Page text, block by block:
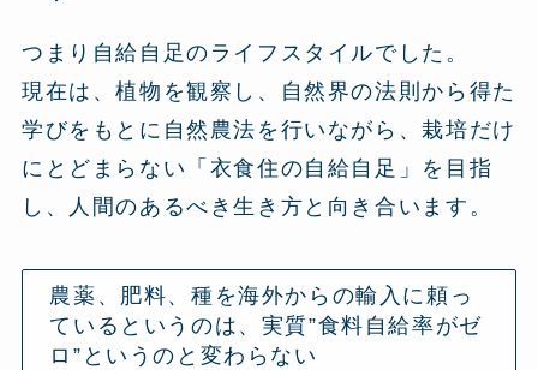
つまり自給自足のライフスタイルでした。
現在は、植物を観察し、自然界の法則から得た
学びをもとに自然農法を行いながら、栽培だけ
にとどまらない「衣食住の自給自足」を目指
し、人間のあるべき生き方と向き合います。
農薬、肥料、種を海外からの輸入に頼っ
ているというのは、実質”食料自給率がゼ
ロ”というのと変わらない